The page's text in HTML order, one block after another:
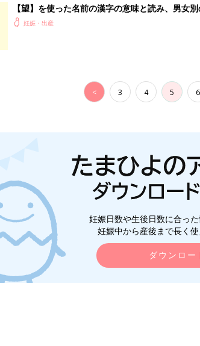
【望】を使った名前の漢字の意味と読み、男女
妊娠・出産
< 3 4 5 6
妊娠日数や生後日数に合っ
妊娠中から産後まで長く
ダウンロー